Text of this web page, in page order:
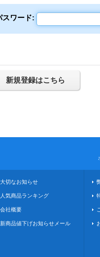
スワード:
新規登録はこちら
大切なお知らせ
人気商品ランキング
会社概要
新商品値下げお知らせメール